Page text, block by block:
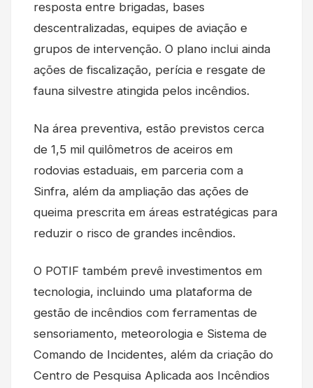
resposta entre brigadas, bases
descentralizadas, equipes de aviação e
grupos de intervenção. O plano inclui ainda
ações de fiscalização, perícia e resgate de
fauna silvestre atingida pelos incêndios.
Na área preventiva, estão previstos cerca
de 1,5 mil quilômetros de aceiros em
rodovias estaduais, em parceria com a
Sinfra, além da ampliação das ações de
queima prescrita em áreas estratégicas para
reduzir o risco de grandes incêndios.
O POTIF também prevê investimentos em
tecnologia, incluindo uma plataforma de
gestão de incêndios com ferramentas de
sensoriamento, meteorologia e Sistema de
Comando de Incidentes, além da criação do
Centro de Pesquisa Aplicada aos Incêndios